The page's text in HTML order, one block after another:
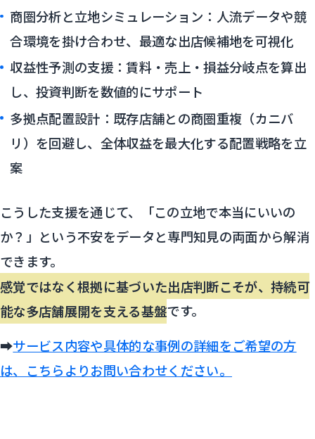
商圏分析と立地シミュレーション：人流データや競
合環境を掛け合わせ、最適な出店候補地を可視化
収益性予測の支援：賃料・売上・損益分岐点を算出
し、投資判断を数値的にサポート
多拠点配置設計：既存店舗との商圏重複（カニバ
リ）を回避し、全体収益を最大化する配置戦略を立
案
こうした支援を通じて、「この立地で本当にいいの
か？」という不安をデータと専門知見の両面から解消
できます。
感覚ではなく根拠に基づいた出店判断こそが、持続可
能な多店舗展開を支える基盤です。
➡サービス内容や具体的な事例の詳細をご希望の方
は、こちらよりお問い合わせください。